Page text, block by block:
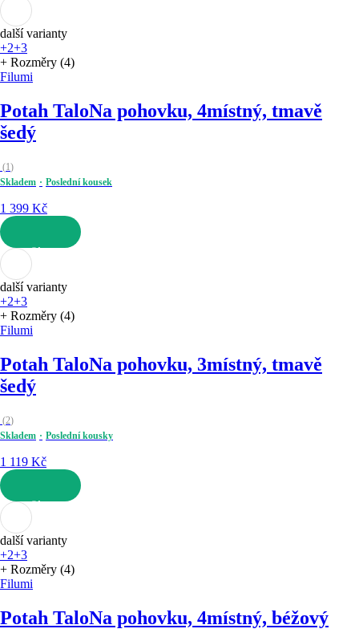
další varianty
+2+3
+ Rozměry (4)
Filumi
Potah TaloNa pohovku, 4místný, tmavě
šedý
(1)
Skladem
Poslední kousek
1 399 Kč
DO KOŠÍKU
další varianty
+2+3
+ Rozměry (4)
Filumi
Potah TaloNa pohovku, 3místný, tmavě
šedý
(2)
Skladem
Poslední kousky
1 119 Kč
DO KOŠÍKU
další varianty
+2+3
+ Rozměry (4)
Filumi
Potah TaloNa pohovku, 4místný, béžový